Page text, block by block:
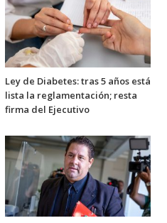
Ley de Diabetes: tras 5 años está
lista la reglamentación; resta
firma del Ejecutivo